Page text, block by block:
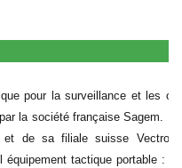
pour la surveillance et les
la société française Sagem.
et de sa filiale suisse
équipement tactique portable :